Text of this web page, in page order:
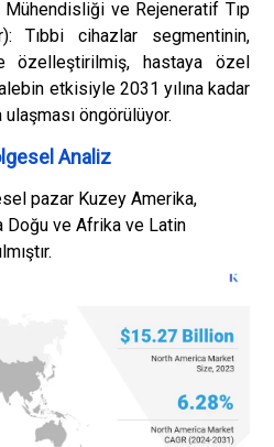
Mühendisliği ve Rejeneratif Tıp
Tıbbi cihazlar segmentinin,
özelleştirilmiş, hastaya özel
etkisiyle 2031 yılına kadar
öngörülüyor.
Analiz
pazar Kuzey Amerika,
Doğu ve Afrika ve Latin